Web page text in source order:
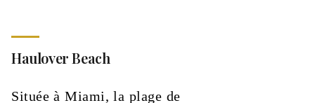
Haulover Beach
Située à Miami, la plage de